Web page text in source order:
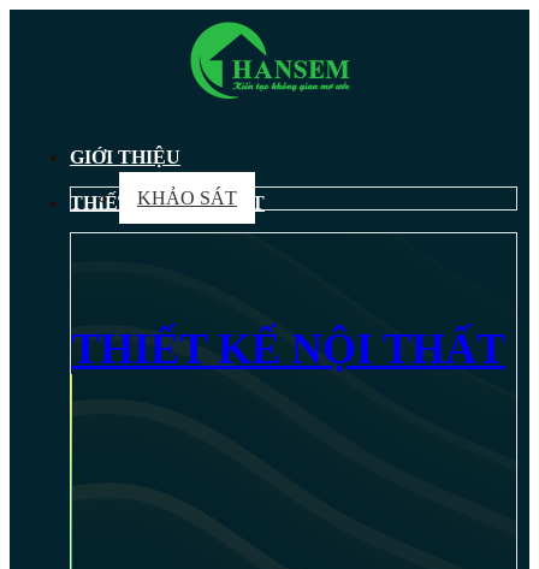
GIỚI THIỆU
KHẢO SÁT
THIẾT KẾ NỘI THẤT
THIẾT KẾ NỘI THẤT